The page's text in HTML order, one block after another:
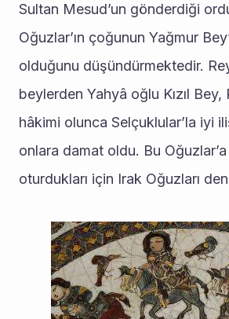
Sultan Mesud’un gönderdiği
Oğuzlar’ın çoğunun Yağmur
olduğunu düşündürmektedir.
beylerden Yahyâ oğlu Kızıl Bey,
hâkimi olunca Selçuklular’la iyi
onlara damat oldu. Bu
oturdukları için Irak Oğuzları